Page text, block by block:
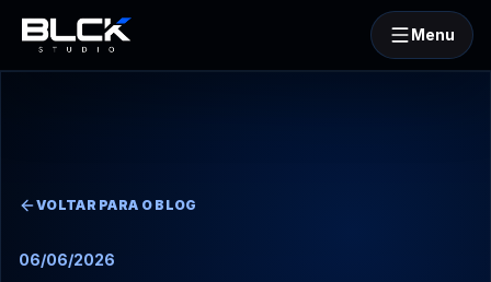
BLCKStudio
Menu
VOLTAR PARA O BLOG
06/06/2026